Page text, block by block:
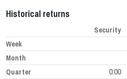
Historical returns
Security
Week
Month
Quarter 0.00